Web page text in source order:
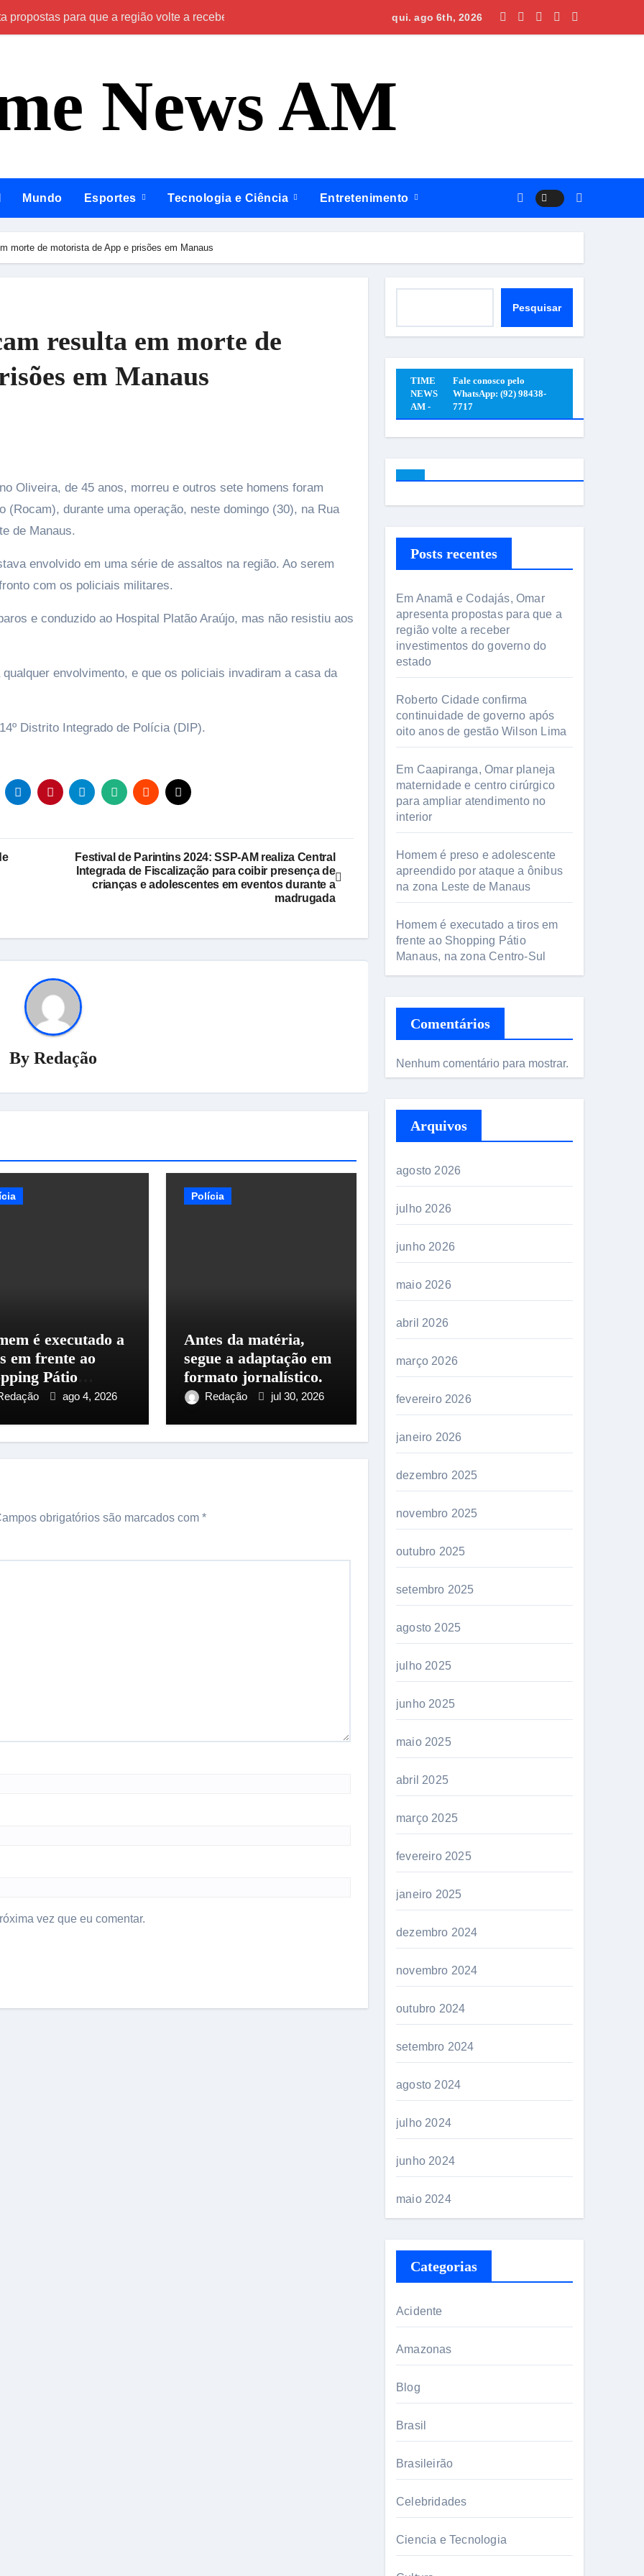
propostas para que a região volte a receber investimentos do governo do estadoRoberto Cidade confirma continuidade de governo após oito anos de gestão
qui. ago 6th, 2026
News AM
Mundo Esportes Tecnologia e Ciência Entretenimento
morte de motorista de App e prisões em Manaus
resulta em morte de
em Manaus
(Rocam), durante uma operação, neste domingo (30), na Rua
de Manaus.
envolvido em uma série de assaltos na região. Ao serem
com os policiais militares.
e conduzido ao Hospital Platão Araújo, mas não resistiu aos
envolvimento, e que os policiais invadiram a casa da
Distrito Integrado de Polícia (DIP).
Festival de Parintins 2024: SSP-AM realiza Central
Integrada de Fiscalização para coibir presença de
crianças e adolescentes em eventos durante a
madrugada
By Redação
é executado a
em frente ao
Pátio
na zonaago 4, 2026
Polícia
Antes da matéria,
segue a adaptação em
formato jornalístico.
Redação jul 30, 2026
obrigatórios são marcados com *
vez que eu comentar.
Pesquisar
TIME
NEWS
AM -
Fale conosco pelo
WhatsApp: (92) 98438-
7717
Posts recentes
Em Anamã e Codajás, Omar
apresenta propostas para que a
região volte a receber
investimentos do governo do
estado
Roberto Cidade confirma
continuidade de governo após
oito anos de gestão Wilson Lima
Em Caapiranga, Omar planeja
maternidade e centro cirúrgico
para ampliar atendimento no
interior
Homem é preso e adolescente
apreendido por ataque a ônibus
na zona Leste de Manaus
Homem é executado a tiros em
frente ao Shopping Pátio
Manaus, na zona Centro-Sul
Comentários
Nenhum comentário para mostrar.
Arquivos
agosto 2026
julho 2026
junho 2026
maio 2026
abril 2026
março 2026
fevereiro 2026
janeiro 2026
dezembro 2025
novembro 2025
outubro 2025
setembro 2025
agosto 2025
julho 2025
junho 2025
maio 2025
abril 2025
março 2025
fevereiro 2025
janeiro 2025
dezembro 2024
novembro 2024
outubro 2024
setembro 2024
agosto 2024
julho 2024
junho 2024
maio 2024
Categorias
Acidente
Amazonas
Blog
Brasil
Brasileirão
Celebridades
Ciencia e Tecnologia